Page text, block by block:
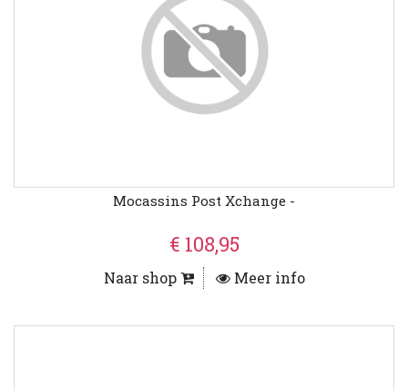
Mocassins Post Xchange -
€ 108,95
Naar shop Meer info